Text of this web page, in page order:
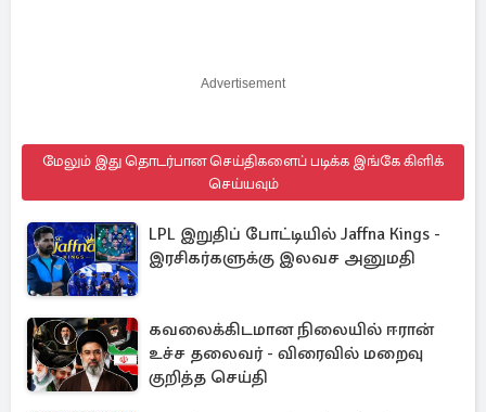
Advertisement
மேலும் இது தொடர்பான செய்திகளைப் படிக்க இங்கே கிளிக்
செய்யவும்
LPL இறுதிப் போட்டியில் Jaffna Kings -
இரசிகர்களுக்கு இலவச அனுமதி
கவலைக்கிடமான நிலையில் ஈரான்
உச்ச தலைவர் - விரைவில் மறைவு
குறித்த செய்தி